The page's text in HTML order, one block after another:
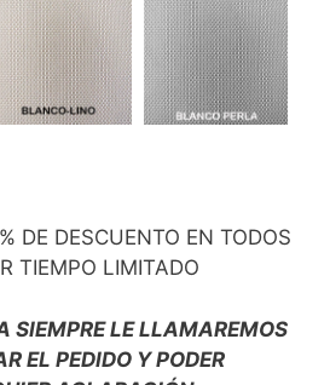
DE DESCUENTO EN TODOS
TIEMPO LIMITADO
SIEMPRE LE LLAMAREMOS
EL PEDIDO Y PODER